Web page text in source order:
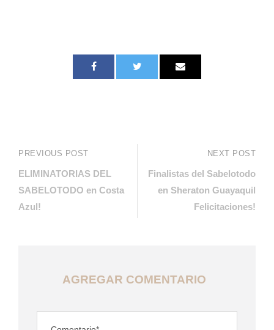
PREVIOUS POST
ELIMINATORIAS DEL
SABELOTODO en Costa
Azul!
NEXT POST
Finalistas del Sabelotodo
en Sheraton Guayaquil
Felicitaciones!
AGREGAR COMENTARIO